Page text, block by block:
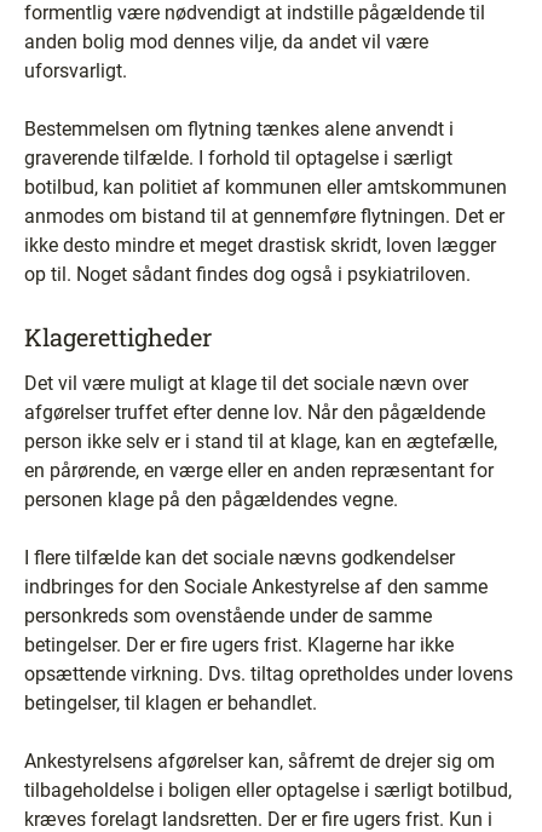
formentlig være nødvendigt at indstille pågældende til
anden bolig mod dennes vilje, da andet vil være
uforsvarligt.
Bestemmelsen om flytning tænkes alene anvendt i
graverende tilfælde. I forhold til optagelse i særligt
botilbud, kan politiet af kommunen eller amtskommunen
anmodes om bistand til at gennemføre flytningen. Det er
ikke desto mindre et meget drastisk skridt, loven lægger
op til. Noget sådant findes dog også i psykiatriloven.
Klagerettigheder
Det vil være muligt at klage til det sociale nævn over
afgørelser truffet efter denne lov. Når den pågældende
person ikke selv er i stand til at klage, kan en ægtefælle,
en pårørende, en værge eller en anden repræsentant for
personen klage på den pågældendes vegne.
I flere tilfælde kan det sociale nævns godkendelser
indbringes for den Sociale Ankestyrelse af den samme
personkreds som ovenstående under de samme
betingelser. Der er fire ugers frist. Klagerne har ikke
opsættende virkning. Dvs. tiltag opretholdes under lovens
betingelser, til klagen er behandlet.
Ankestyrelsens afgørelser kan, såfremt de drejer sig om
tilbageholdelse i boligen eller optagelse i særligt botilbud,
kræves forelagt landsretten. Der er fire ugers frist. Kun i